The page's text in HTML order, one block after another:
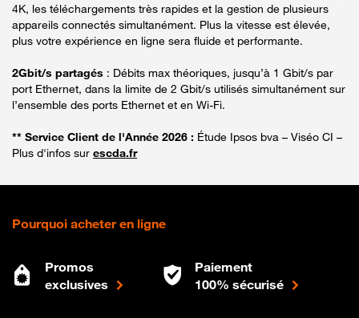
4K, les téléchargements très rapides et la gestion de plusieurs
appareils connectés simultanément. Plus la vitesse est élevée,
plus votre expérience en ligne sera fluide et performante.
2Gbit/s partagés : Débits max théoriques, jusqu’à 1 Gbit/s par
port Ethernet, dans la limite de 2 Gbit/s utilisés simultanément sur
l’ensemble des ports Ethernet et en Wi-Fi.
** Service Client de l'Année 2026 : Étude Ipsos bva – Viséo CI –
Plus d'infos sur escda.fr
Pourquoi acheter en ligne
Promos
exclusives
Paiement
100% sécurisé